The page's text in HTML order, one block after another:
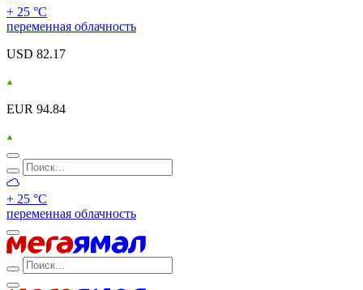
+ 25 °С
переменная облачность
USD 82.17
EUR 94.84
+ 25 °С
переменная облачность